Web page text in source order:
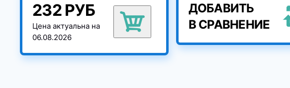
232 РУБ
Цена актуальна на
06.08.2026
ДОБАВИТЬ
В СРАВНЕНИЕ